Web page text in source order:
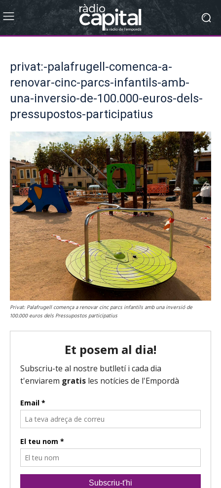
privat:-palafrugell-comenca-a-
renovar-cinc-parcs-infantils-amb-
una-inversio-de-100.000-euros-dels-
pressupostos-participatius
Privat: Palafrugell comença a renovar cinc parcs infantils amb una inversió de
100.000 euros dels Pressupostos participatius